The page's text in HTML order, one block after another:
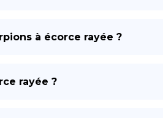
à écorce rayée ?
rayée ?